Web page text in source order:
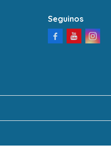
Seguinos
  